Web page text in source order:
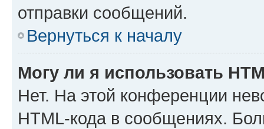
отправки сообщений.
Вернуться к началу
Могу ли я использовать
Нет. На этой конференции
HTML-кода в сообщениях.